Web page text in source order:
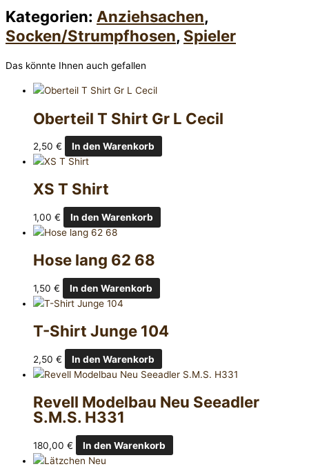
Kategorien: Anziehsachen,
Socken/Strumpfhosen, Spieler
Das könnte Ihnen auch gefallen
Oberteil T Shirt Gr L Cecil
2,50 € In den Warenkorb
XS T Shirt
1,00 € In den Warenkorb
Hose lang 62 68
1,50 € In den Warenkorb
T-Shirt Junge 104
2,50 € In den Warenkorb
Revell Modelbau Neu Seeadler
S.M.S. H331
180,00 € In den Warenkorb